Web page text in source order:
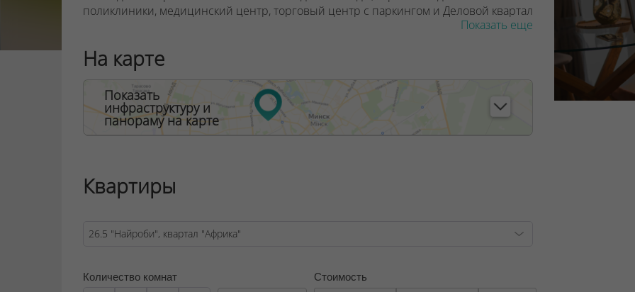
поликлиники, медицинский центр, торговый центр с паркингом и Деловой квартал
МФЦ. Через дорогу от квартала «Африка» запроектирован шикарный парк с
домашних животных.
Новостройка «Найроби» возвышается на 18 этажей
. Площадь квартир – о
высота потолков
Вам не придётся выбирать между красотой и
комфортом. Здесь есть всё! Панорамные окна, свободные планировки,
комфортные лифты, один из которых – панорамный, а также дизайнерские лобби
Договор на оказание риэлтерских услуг № 447/6, от 04.09.2025
Показать еще
На карте
Показать
инфраструктуру и
панораму на карте
Квартиры
Количество комнат Стоимость